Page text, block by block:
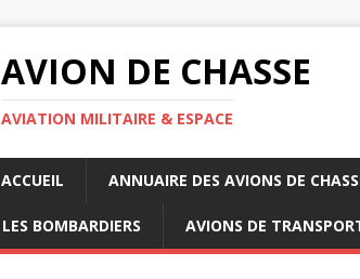
AVION DE CHASSE
AVIATION MILITAIRE & ESPACE
ACCUEIL ANNUAIRE DES AVIONS DE
LES BOMBARDIERS AVIONS DE